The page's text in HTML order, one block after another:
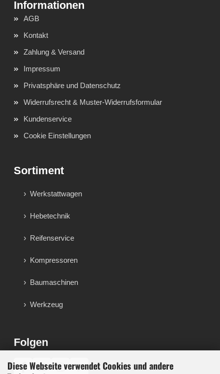
Diese Webseite verwendet Cookies und andere
AGB
Kontakt
Zahlung & Versand
Impressum
Privatsphäre und Datenschutz
Widerrufsrecht & Muster-Widerrufsformular
Kundenservice
Cookie Einstellungen
Sortiment
Werkstattwagen
Hebetechnik
Reifenservice
Kompressoren
Baumaschinen
Werkzeug
Folgen
♪